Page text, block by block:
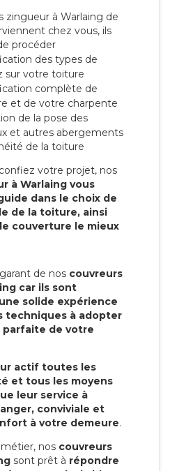
zingueur à Warlaing de
chez vous, ils
procéder
des types de
sur votre toiture
complète de
et de votre charpente
de la pose des
et autres abergements
de la toiture
votre projet, nos
à Warlaing vous
dans le choix de
de la toiture, ainsi
couverture le mieux
de nos couvreurs
car ils sont
solide expérience
techniques à adopter
parfaite de votre
actif toutes les
et tous les moyens
leur service à
conviviale et
à votre demeure.
nos couvreurs
sont prêt à répondre